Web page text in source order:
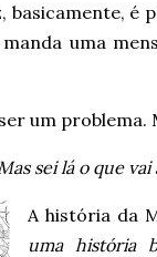
basicamente,
uma
um problema.
sei lá o que
A história da
uma história